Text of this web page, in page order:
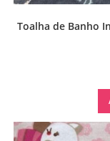
Toalha de Banho